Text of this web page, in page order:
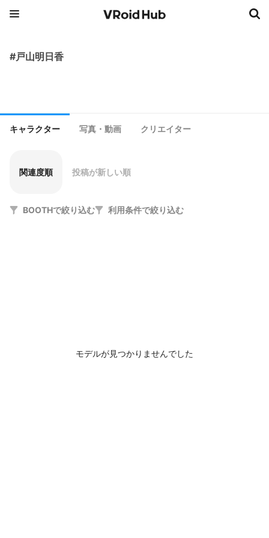
#戸山明日香
キャラクター 写真・動画 クリエイター
関連度順 投稿が新しい順
BOOTHで絞り込む 利用条件で絞り込む
モデルが見つかりませんでした